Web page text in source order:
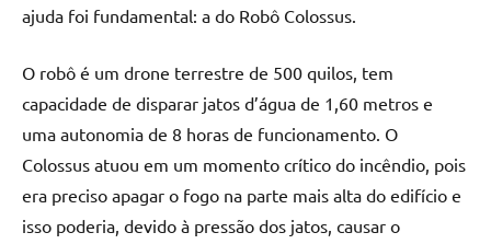
ajuda foi fundamental: a do Robô Colossus.
O robô é um drone terrestre de 500 quilos, tem
capacidade de disparar jatos d’água de 1,60 metros e
uma autonomia de 8 horas de funcionamento. O
Colossus atuou em um momento crítico do incêndio, pois
era preciso apagar o fogo na parte mais alta do edifício e
isso poderia, devido à pressão dos jatos, causar o